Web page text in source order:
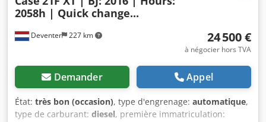
Deventer 227 km
2058h | Quick change...
24 500 €
à négocier hors TVA
Demander Appel
État: très bon (occasion), type d'engrenage: automatique,
type de carburant: diesel, première immatriculation: